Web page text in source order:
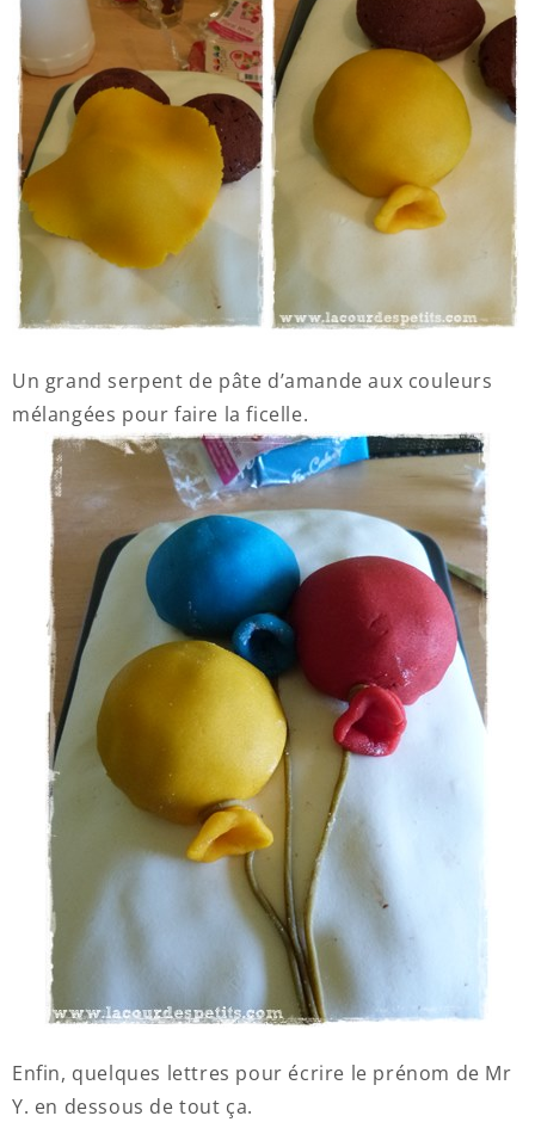
Un grand serpent de pâte d’amande aux couleurs
mélangées pour faire la ficelle.
Enfin, quelques lettres pour écrire le prénom de Mr
Y. en dessous de tout ça.